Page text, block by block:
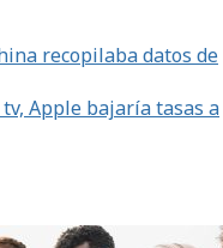
recopilaba datos de
Apple bajaría tasas a